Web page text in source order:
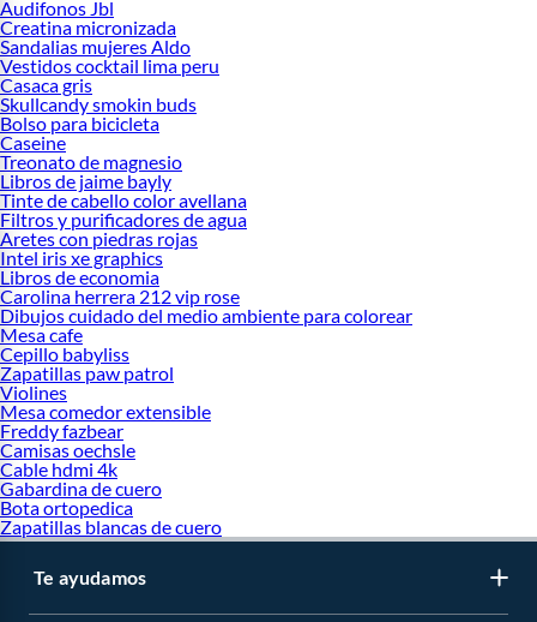
Audifonos Jbl
Creatina micronizada
Sandalias mujeres Aldo
Vestidos cocktail lima peru
Casaca gris
Skullcandy smokin buds
Bolso para bicicleta
Caseine
Treonato de magnesio
Libros de jaime bayly
Tinte de cabello color avellana
Filtros y purificadores de agua
Aretes con piedras rojas
Intel iris xe graphics
Libros de economia
Carolina herrera 212 vip rose
Dibujos cuidado del medio ambiente para colorear
Mesa cafe
Cepillo babyliss
Zapatillas paw patrol
Violines
Mesa comedor extensible
Freddy fazbear
Camisas oechsle
Cable hdmi 4k
Gabardina de cuero
Bota ortopedica
Zapatillas blancas de cuero
Te ayudamos